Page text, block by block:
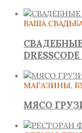
ВАША
МАГАЗИНЫ,
МЯСО